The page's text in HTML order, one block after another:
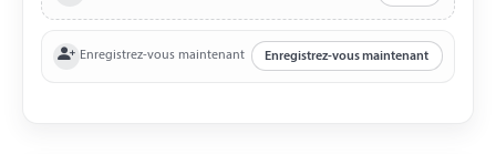
Enregistrez-vous maintenant Enregistrez-vous maintenant